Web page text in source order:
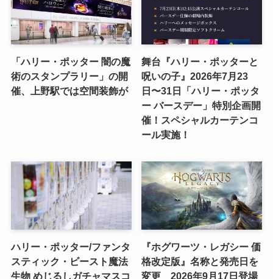
「ハリー・ポッター 闇の魔
術のスタンプラリー」の開
催、上野駅では空間装飾が
舞台『ハリー・ポッターと
呪いの子』2026年7月23
日〜31日「ハリー・ポッタ
ー バースデー」特別企画開
催！スペシャルカーテンコ
ール実施！
ハリー・ポッター/ファンタ
スティック・ビースト魔法
生物 めじるしガチャマスコ
『ホグワーツ・レガシー 価
格改定版』名称と発売日を
変更 2026年9月17日登場